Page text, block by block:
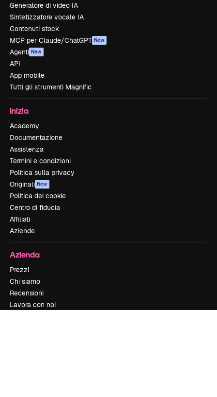
Generatore di video IA
Sintetizzatore vocale IA
Contenuti stock
MCP per Claude/ChatGPT New
Agenti New
API
App mobile
Tutti gli strumenti Magnific
Inizia
Academy
Documentazione
Assistenza
Termini e condizioni
Politica sulla privacy
Originali New
Politica dei cookie
Centro di fiducia
Affiliati
Aziende
Azienda
Prezzi
Chi siamo
Recensioni
Lavora con noi